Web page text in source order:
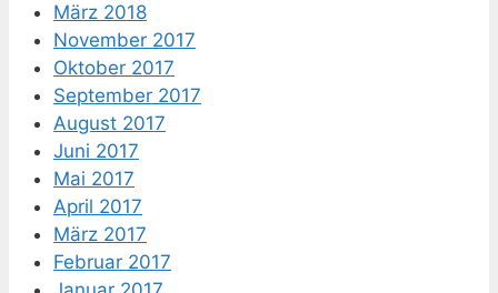
März 2018
November 2017
Oktober 2017
September 2017
August 2017
Juni 2017
Mai 2017
April 2017
März 2017
Februar 2017